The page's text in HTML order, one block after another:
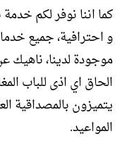
كما اننا نوفر لكم
و احترافية، جميع
موجودة لدينا، ناهيك
الحاق اي اذى للباب
يتميزون بالمصداقية
المواعيد.